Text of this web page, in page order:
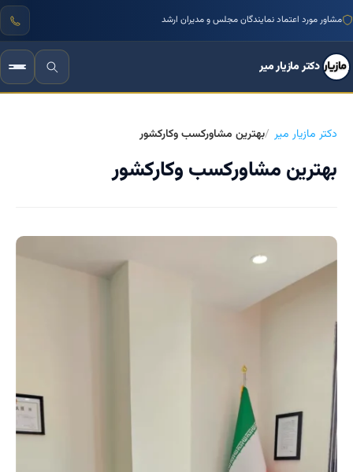
مشاور مورد اعتماد نمایندگان مجلس و مدیران ارشد
منتور بیش از ۱۰۰۰ کسب‌وکار ایرانی
دکتر مازیار میر
دکتر مازیار میر بهترین مشاورکسب وکارکشور
بهترین مشاورکسب وکارکشور